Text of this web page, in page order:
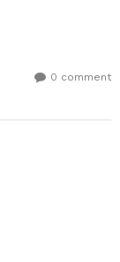
0 comment